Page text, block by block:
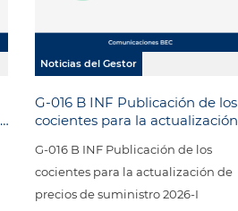
Noticias del Gestor
G-016 B INF Publicación de los
cocientes para la actualización
G-016 B INF Publicación de los
cocientes para la actualización de
precios de suministro 2026-I